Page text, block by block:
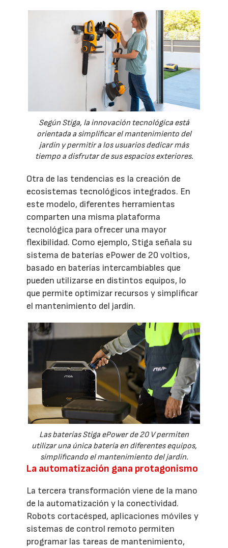
Según Stiga, la innovación tecnológica está
orientada a simplificar el mantenimiento del
jardín y permitir a los usuarios dedicar más
tiempo a disfrutar de sus espacios exteriores.
Otra de las tendencias es la creación de
ecosistemas tecnológicos integrados. En
este modelo, diferentes herramientas
comparten una misma plataforma
tecnológica para ofrecer una mayor
flexibilidad. Como ejemplo, Stiga señala su
sistema de baterías ePower de 20 voltios,
basado en baterías intercambiables que
pueden utilizarse en distintos equipos, lo
que permite optimizar recursos y simplificar
el mantenimiento del jardín.
Las baterías Stiga ePower de 20 V permiten
utilizar una única batería en diferentes equipos,
simplificando el mantenimiento del jardín.
La automatización gana protagonismo
La tercera transformación viene de la mano
de la automatización y la conectividad.
Robots cortacésped, aplicaciones móviles y
sistemas de control remoto permiten
programar las tareas de mantenimiento,